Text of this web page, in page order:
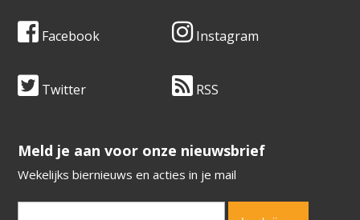
Facebook Instagram
Twitter RSS
​​​​​​​Meld je aan voor onze nieuwsbrief
Wekelijks biernieuws en acties in je mail